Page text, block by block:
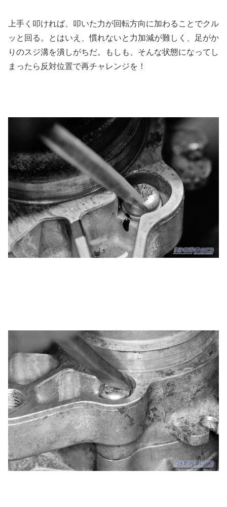
上手く叩ければ、叩いた力が回転方向に加わることでクル
ッと回る。とはいえ、慣れないと力加減が難しく、足がか
りのスジ溝を潰しがちだ。もしも、そんな状態になってし
まったら反対位置で再チャレンジを！